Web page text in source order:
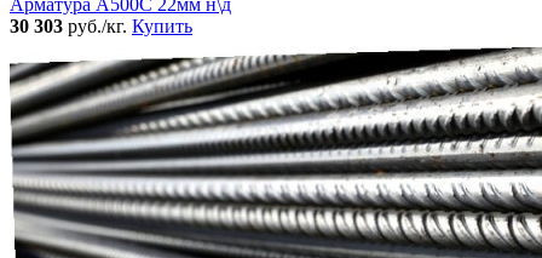
Арматура А500С 22мм н\д
30 303 руб./кг. Купить